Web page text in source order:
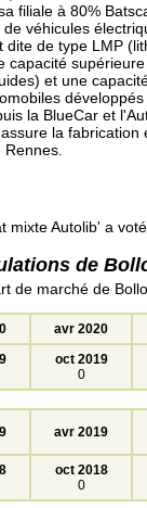
filiale à 80%
véhicules
dite de type LMP
capacité
et une
la BlueCar et
la
mixte Autolib' a
de
de marché de
avr 2020
oct 2019
0
avr 2019
oct 2018
0